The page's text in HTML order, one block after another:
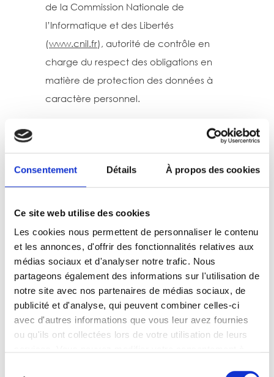
Consentement Détails À propos des cookies
Ce site web utilise des cookies
Les cookies nous permettent de personnaliser le contenu
et les annonces, d'offrir des fonctionnalités relatives aux
médias sociaux et d'analyser notre trafic. Nous
partageons également des informations sur l'utilisation de
notre site avec nos partenaires de médias sociaux, de
publicité et d'analyse, qui peuvent combiner celles-ci
avec d'autres informations que vous leur avez fournies
ou qu'ils ont collectées lors de votre utilisation de leurs
de la Commission Nationale de
l’Informatique et des Libertés
(www.cnil.fr), autorité de contrôle en
charge du respect des obligations en
matière de protection des données à
caractère personnel.
données vous concernant issues des
réseaux sociaux. Les données statistiques
issues de ces cookies ne sont mises à la
disposition d’Anne de Barry que sous une
forme agrégée (anonyme) et non
individualisée. Seuls les services des
réseaux sociaux concernés peuvent par
conséquent répondre techniquement